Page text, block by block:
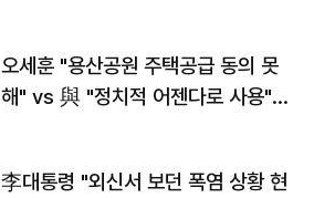
오세훈 "용산공원 주택공급 동의 못
해" vs 與 "정치적 어젠다로 사용"
李대통령 "외신서 보던 폭염 상황 현